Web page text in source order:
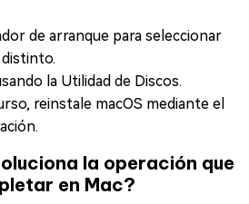
de arranque para seleccionar
la Utilidad de Discos.
reinstale macOS mediante el
la operación que
en Mac?